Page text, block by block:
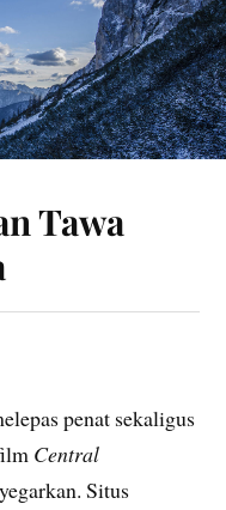
Tawa
penat sekaligus
Central
Situs